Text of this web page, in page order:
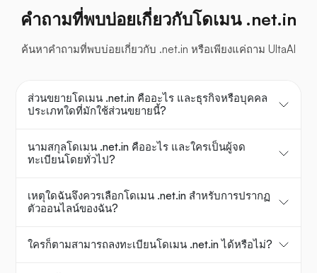
คำถามที่พบบ่อยเกี่ยวกับโดเมน .net.in
ค้นหาคำถามที่พบบ่อยเกี่ยวกับ .net.in หรือเพียงแค่ถาม UltaAI
ส่วนขยายโดเมน .net.in คืออะไร และธุรกิจหรือบุคคล
ประเภทใดที่มักใช้ส่วนขยายนี้?
นามสกุลโดเมน .net.in คืออะไร และใครเป็นผู้จด
ทะเบียนโดยทั่วไป?
เหตุใดฉันจึงควรเลือกโดเมน .net.in สำหรับการปรากฏ
ตัวออนไลน์ของฉัน?
ใครก็ตามสามารถลงทะเบียนโดเมน .net.in ได้หรือไม่?